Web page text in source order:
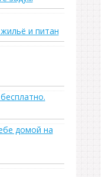
и питан
домой на